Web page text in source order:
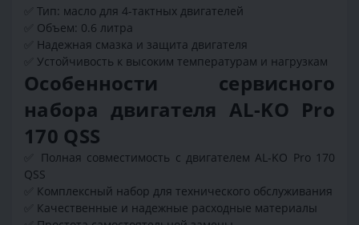
✅ Тип: масло для 4-тактных двигателей
✅ Объем: 0.6 литра
✅ Надежная смазка и защита двигателя
✅ Устойчивость к высоким температурам и нагрузкам
Особенности сервисного
набора двигателя AL-KO Pro
170 QSS
✅ Полная совместимость с двигателем AL-KO Pro 170
QSS
✅ Комплексный набор для технического обслуживания
✅ Качественные и надежные расходные материалы